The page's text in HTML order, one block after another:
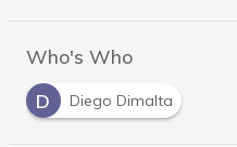
Who's Who
D
Diego Dimalta